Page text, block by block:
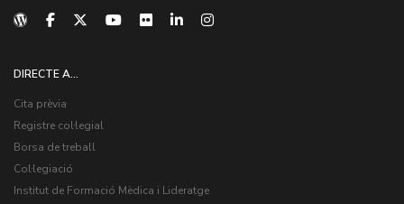
DIRECTE A...
Cita prèvia
Registre col·legial
Borsa de treball
Col·legiació
Institut de Formació Mèdica i Lideratge